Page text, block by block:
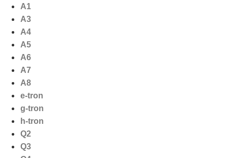
naar
inhoud
A1
A3
A4
A5
A6
A7
A8
e-tron
g-tron
h-tron
Q2
Q3